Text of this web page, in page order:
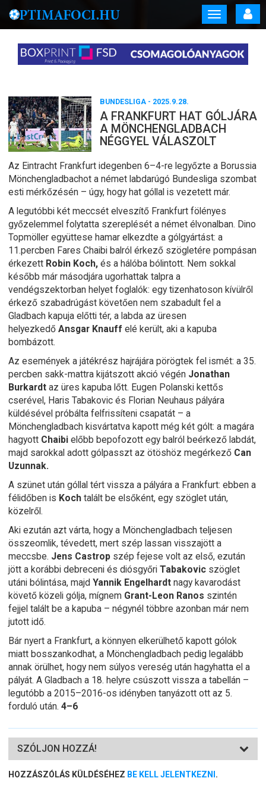
Toggle
navigation
BUNDESLIGA- 2025.9.28.
A FRANKFURT HAT GÓLJÁRA
A MÖNCHENGLADBACH
NÉGGYEL VÁLASZOLT
Az Eintracht Frankfurt idegenben 6–4-re legyőzte a Borussia
Mönchengladbachot a német labdarúgó Bundesliga szombat
esti mérkőzésén – úgy, hogy hat góllal is vezetett már.
A legutóbbi két meccsét elveszítő Frankfurt fölényes
győzelemmel folytatta szereplését a német élvonalban. Dino
Topmöller együttese hamar elkezdte a gólgyártást: a
11.percben Fares Chaibi balról érkező szögletére pompásan
érkezett Robin Koch, és a hálóba bólintott. Nem sokkal
később már másodjára ugorhattak talpra a
vendégszektorban helyet foglalók: egy tizenhatoson kívülről
érkező szabadrúgást követően nem szabadult fel a
Gladbach kapuja előtti tér, a labda az üresen
helyezkedő Ansgar Knauff elé került, aki a kapuba
bombázott.
Az események a játékrész hajrájára pörögtek fel ismét: a 35.
percben sakk-mattra kijátszott akció végén Jonathan
Burkardt az üres kapuba lőtt. Eugen Polanski kettős
cserével, Haris Tabakovic és Florian Neuhaus pályára
küldésével próbálta felfrissíteni csapatát – a
Mönchengladbach kisvártatva kapott még két gólt: a magára
hagyott Chaibi előbb bepofozott egy balról beérkező labdát,
majd sarokkal adott gólpasszt az ötöshöz megérkező Can
Uzunnak.
A szünet után góllal tért vissza a pályára a Frankfurt: ebben a
félidőben is Koch talált be elsőként, egy szöglet után,
közelről.
Aki ezután azt várta, hogy a Mönchengladbach teljesen
összeomlik, tévedett, mert szép lassan visszajött a
meccsbe. Jens Castrop szép fejese volt az első, ezután
jött a korábbi debreceni és diósgyőri Tabakovic szöglet
utáni bólintása, majd Yannik Engelhardt nagy kavarodást
követő közeli gólja, mígnem Grant-Leon Ranos szintén
fejjel talált be a kapuba – négynél többre azonban már nem
jutott idő.
Bár nyert a Frankfurt, a könnyen elkerülhető kapott gólok
miatt bosszankodhat, a Mönchengladbach pedig legalább
annak örülhet, hogy nem súlyos vereség után hagyhatta el a
pályát. A Gladbach a 18. helyre csúszott vissza a tabellán –
legutóbb a 2015–2016-os idényben tanyázott ott az 5.
forduló után. 4–6
SZÓLJON HOZZÁ!
HOZZÁSZÓLÁS KÜLDÉSÉHEZ BE KELL JELENTKEZNI .